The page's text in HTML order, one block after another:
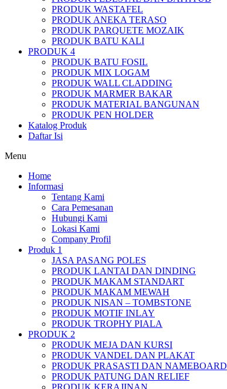
PRODUK WASTAFEL
PRODUK ANEKA TERASO
PRODUK PARQUETE MOZAIK
PRODUK BATU KALI
PRODUK 4
PRODUK BATU FOSIL
PRODUK MIX LOGAM
PRODUK WALL CLADDING
PRODUK MARMER BAKAR
PRODUK MATERIAL BANGUNAN
PRODUK PEN HOLDER
Katalog Produk
Daftar Isi
Menu
Home
Informasi
Tentang Kami
Cara Pemesanan
Hubungi Kami
Lokasi Kami
Company Profil
Produk 1
JASA PASANG POLES
PRODUK LANTAI DAN DINDING
PRODUK MAKAM STANDART
PRODUK MAKAM MEWAH
PRODUK NISAN – TOMBSTONE
PRODUK MOTIF INLAY
PRODUK TROPHY PIALA
PRODUK 2
PRODUK MEJA DAN KURSI
PRODUK VANDEL DAN PLAKAT
PRODUK PRASASTI DAN NAMEBOARD
PRODUK PATUNG DAN RELIEF
PRODUK KERAJINAN